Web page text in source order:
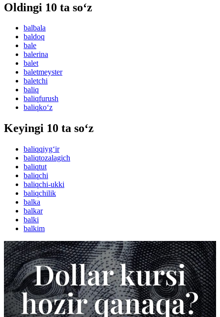
Oldingi 10 ta so‘z
balbala
baldoq
bale
balerina
balet
baletmeyster
baletchi
baliq
baliqfurush
baliqko‘z
Keyingi 10 ta so‘z
baliqqiyg‘ir
baliqtozalagich
baliqtut
baliqchi
baliqchi-ukki
baliqchilik
balka
balkar
balki
balkim